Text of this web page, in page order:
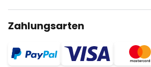
Zahlungsarten